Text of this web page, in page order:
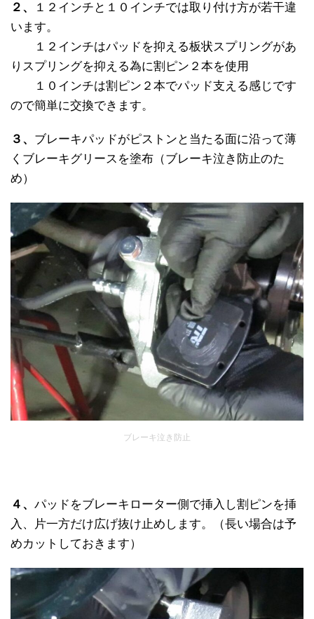
２、
１２インチと１０インチでは取り付け方が若干違
います。
１２インチはパッドを抑える板状スプリングがあ
りスプリングを抑える為に割ピン２本を使用
１０インチは割ピン２本でパッド支える感じです
ので簡単に交換できます。
３、 ブレーキパッドがピストンと当たる面に沿って薄
くブレーキグリースを塗布（ブレーキ泣き防止のた
め）
ブレーキ泣き防止
４、 パッドをブレーキローター側で挿入し割ピンを挿
入、片一方だけ広げ抜け止めします。（長い場合は予
めカットしておきます）